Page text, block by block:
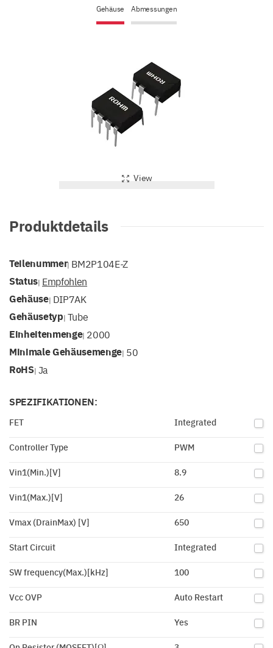
Gehäuse Abmessungen
View
Produktdetails
Teilenummer| BM2P104E-Z
Status| Empfohlen
Gehäuse| DIP7AK
Gehäusetyp| Tube
Einheitenmenge| 2000
Minimale Gehäusemenge| 50
RoHS| Ja
SPEZIFIKATIONEN:
FET Integrated
Controller Type PWM
Vin1(Min.)[V] 8.9
Vin1(Max.)[V] 26
Vmax (DrainMax) [V] 650
Start Circuit Integrated
SW frequency(Max.)[kHz] 100
Vcc OVP Auto Restart
BR PIN Yes